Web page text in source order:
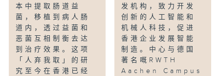
本中提取肠道益
菌，移植到病人肠
道内，透过益菌和
恶菌互相制衡去达
到治疗效果。这项
「人弃我取」的研
究至今在香港已经
发机构，致力开发
创新的人工智能和
机械人科技，促进
香港企业发展智能
制造。中心与德国
著名嘅RWTH
Aachen Campus